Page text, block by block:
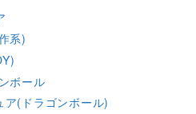
系)
ボール
ア(ドラゴンボール)